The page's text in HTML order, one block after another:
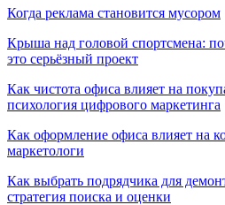
Когда реклама становится мусором
Крыша над головой спортсмена:
это серьёзный проект
Как чистота офиса влияет на
психология цифрового маркетинга
Как оформление офиса влияет на
маркетологи
Как выбрать подрядчика для
стратегия поиска и оценки